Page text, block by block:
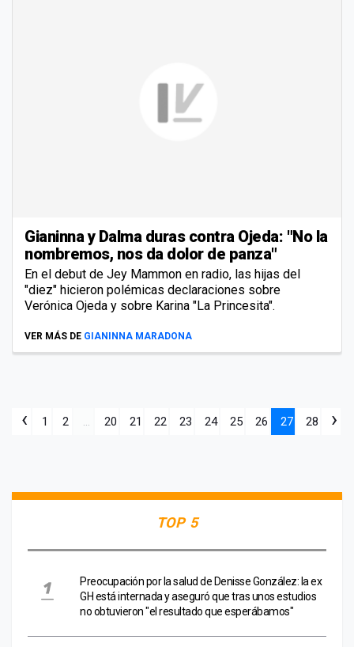
Gianinna y Dalma duras contra Ojeda: "No la
nombremos, nos da dolor de panza"
En el debut de Jey Mammon en radio, las hijas del
"diez" hicieron polémicas declaraciones sobre
Verónica Ojeda y sobre Karina "La Princesita".
VER MÁS DE GIANINNA MARADONA
‹ 1 2 ... 20 21 22 23 24 25 26 27 28 ›
TOP 5
Preocupación por la salud de Denisse González: la ex
GH está internada y aseguró que tras unos estudios
no obtuvieron "el resultado que esperábamos"